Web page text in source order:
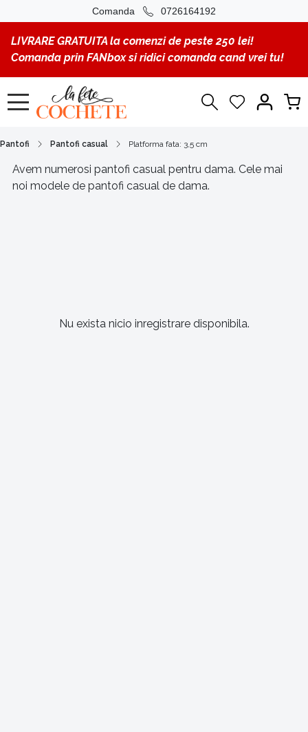
Comanda 0726164192
LIVRARE GRATUITA la comenzi de peste 250 lei!
Comanda prin FANbox si ridici comanda cand vrei tu!
Pantofi Pantofi casual Platforma fata: 3,5 cm
Avem numerosi pantofi casual pentru dama. Cele mai
noi modele de pantofi casual de dama.
Nu exista nicio inregistrare disponibila.